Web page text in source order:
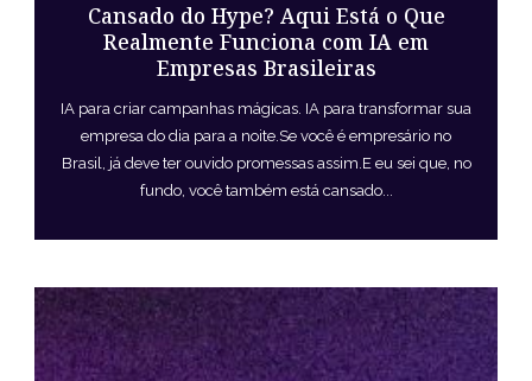
Cansado do Hype? Aqui Está o Que
Realmente Funciona com IA em
Empresas Brasileiras
IA para criar campanhas mágicas. IA para transformar sua
empresa do dia para a noite.Se você é empresário no
Brasil, já deve ter ouvido promessas assim.E eu sei que, no
fundo, você também está cansado...